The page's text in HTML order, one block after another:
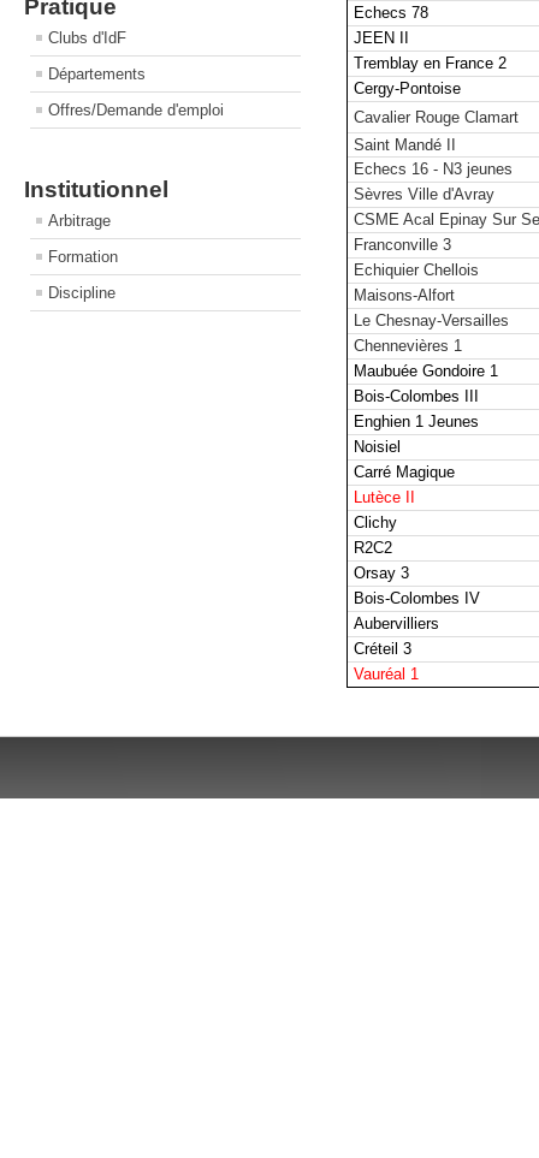
Pratique
Clubs d'IdF
Départements
Offres/Demande d'emploi
Institutionnel
Arbitrage
Formation
Discipline
Echecs 78
JEEN II
Tremblay en France 2
Cergy-Pontoise
Cavalier Rouge Clamart
Saint Mandé II
Echecs 16 - N3 jeunes
Sèvres Ville d'Avray
CSME Acal Epinay Sur
Franconville 3
Echiquier Chellois
Maisons-Alfort
Le Chesnay-Versailles
Chennevières 1
Maubuée Gondoire 1
Bois-Colombes III
Enghien 1 Jeunes
Noisiel
Carré Magique
Lutèce II
Clichy
R2C2
Orsay 3
Bois-Colombes IV
Aubervilliers
Créteil 3
Vauréal 1